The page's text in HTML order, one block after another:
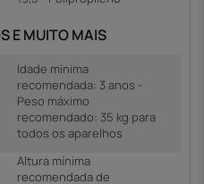
E MUITO MAIS
Idade mínima
recomendada: 3 anos -
Peso máximo
recomendado: 35 kg para
todos os aparelhos
Altura mínima
recomendada de